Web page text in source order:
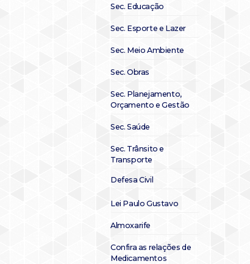
Sec. Educação
Sec. Esporte e Lazer
Sec. Meio Ambiente
Sec. Obras
Sec. Planejamento,
Orçamento e Gestão
Sec. Saúde
Sec. Trânsito e
Transporte
Defesa Civil
Lei Paulo Gustavo
Almoxarife
Confira as relações de
Medicamentos